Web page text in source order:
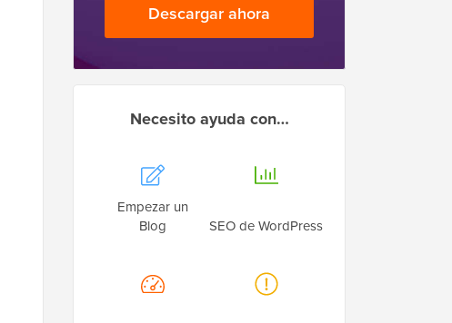
Descargar ahora
Necesito ayuda con…
Empezar un
Blog
SEO de WordPress